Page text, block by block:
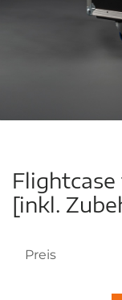
[inkl.
Preis